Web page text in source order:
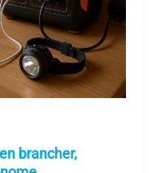
brancher,